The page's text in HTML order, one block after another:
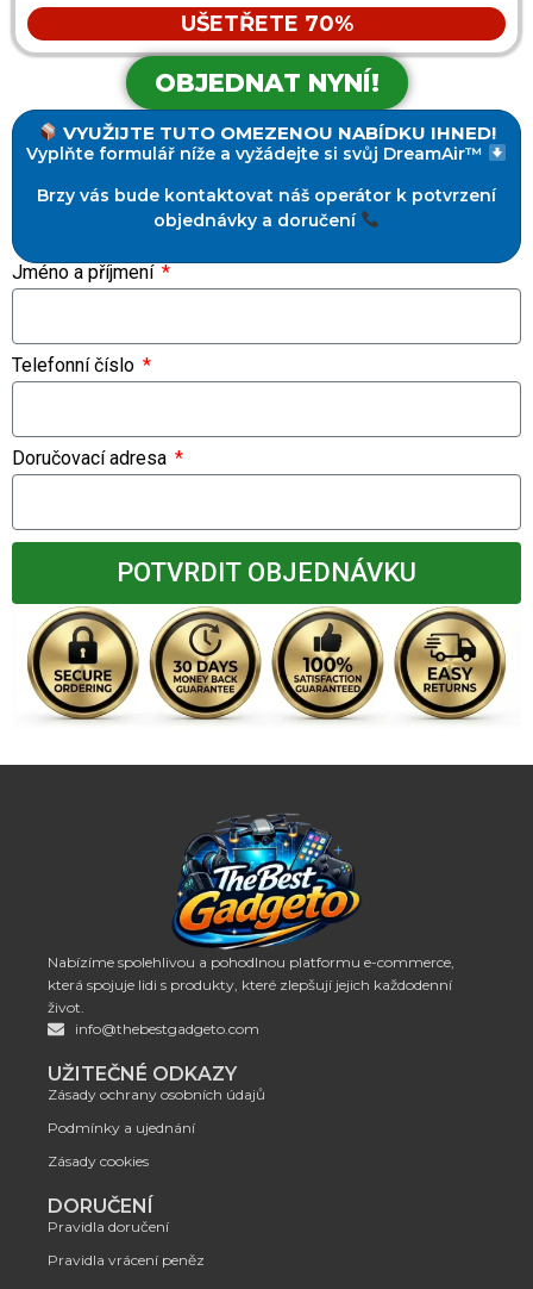
UŠETŘETE 70%
OBJEDNAT NYNÍ!
VYUŽIJTE TUTO OMEZENOU NABÍDKU IHNED!
Vyplňte formulář níže a vyžádejte si svůj DreamAir™
Brzy vás bude kontaktovat náš operátor k potvrzení
objednávky a doručení
Jméno a příjmení
Telefonní číslo
Doručovací adresa
POTVRDIT OBJEDNÁVKU
Nabízíme spolehlivou a pohodlnou platformu e-commerce,
která spojuje lidi s produkty, které zlepšují jejich každodenní
život.
info@thebestgadgeto.com
UŽITEČNÉ ODKAZY
Zásady ochrany osobních údajů
Podmínky a ujednání
Zásady cookies
DORUČENÍ
Pravidla doručení
Pravidla vrácení peněz